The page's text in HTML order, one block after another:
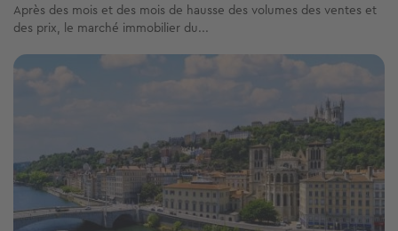
Après des mois et des mois de hausse des volumes des ventes et
des prix, le marché immobilier du...
Image